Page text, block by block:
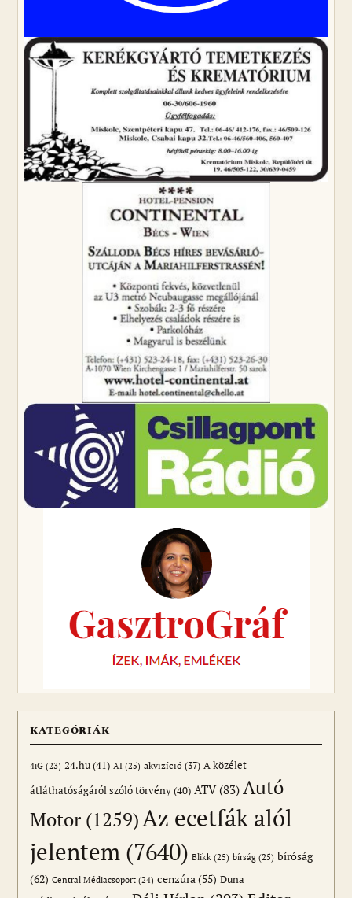
KATEGÓRIÁK
4iG (23) 24.hu(41) AI (25) akvizíció (37) A közélet
átláthatóságáról szóló törvény(40) ATV(83) Autó-
Motor (1259)Az ecetfák alól
jelentem (7640) Blikk (25) bírság (25) bíróság
(62) Central Médiacsoport (24) cenzúra (55) Duna